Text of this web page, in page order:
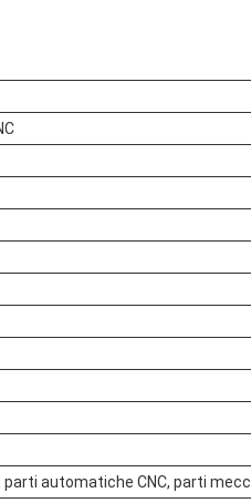
automatiche CNC, parti